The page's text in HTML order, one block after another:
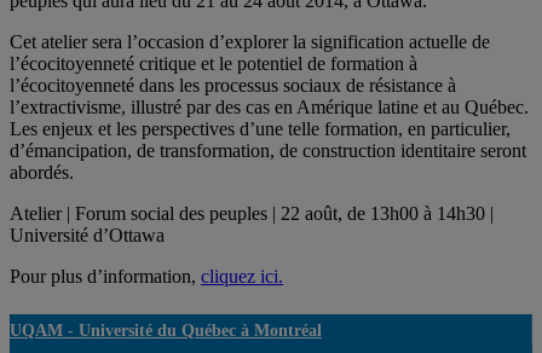
Cet atelier sera l’occasion d’explorer la signification actuelle de
l’écocitoyenneté critique et le potentiel de formation à
l’écocitoyenneté dans les processus sociaux de résistance à
l’extractivisme, illustré par des cas en Amérique latine et au Québec.
Les enjeux et les perspectives d’une telle formation, en particulier,
d’émancipation, de transformation, de construction identitaire seront
abordés.
Atelier | Forum social des peuples | 22 août, de 13h00 à 14h30 |
Université d’Ottawa
Pour plus d’information, cliquez ici.
UQAM - Université du Québec à Montréal